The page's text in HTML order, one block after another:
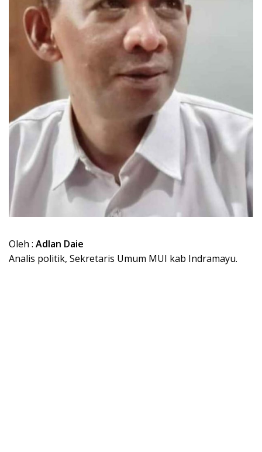
Oleh : Adlan Daie
Analis politik, Sekretaris Umum MUI kab Indramayu.